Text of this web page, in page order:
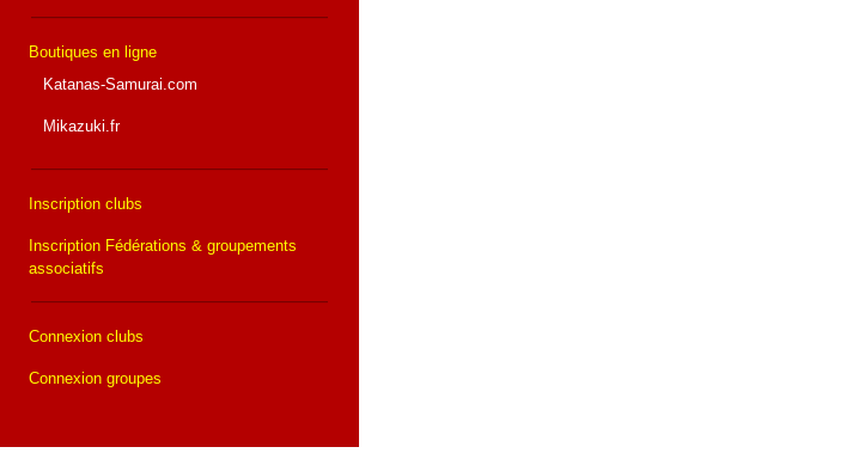
Boutiques en ligne
Katanas-Samurai.com
Mikazuki.fr
Inscription clubs
Inscription Fédérations & groupements
associatifs
Connexion clubs
Connexion groupes